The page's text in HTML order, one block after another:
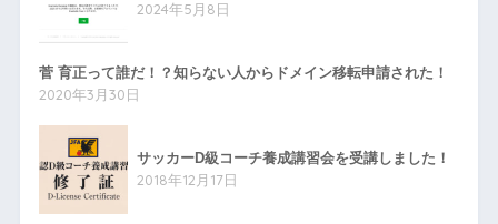
2024年5月8日
菅 育正って誰だ！？知らない人からドメイン移転申請された！
2020年3月30日
サッカーD級コーチ養成講習会を受講しました！
2018年12月17日